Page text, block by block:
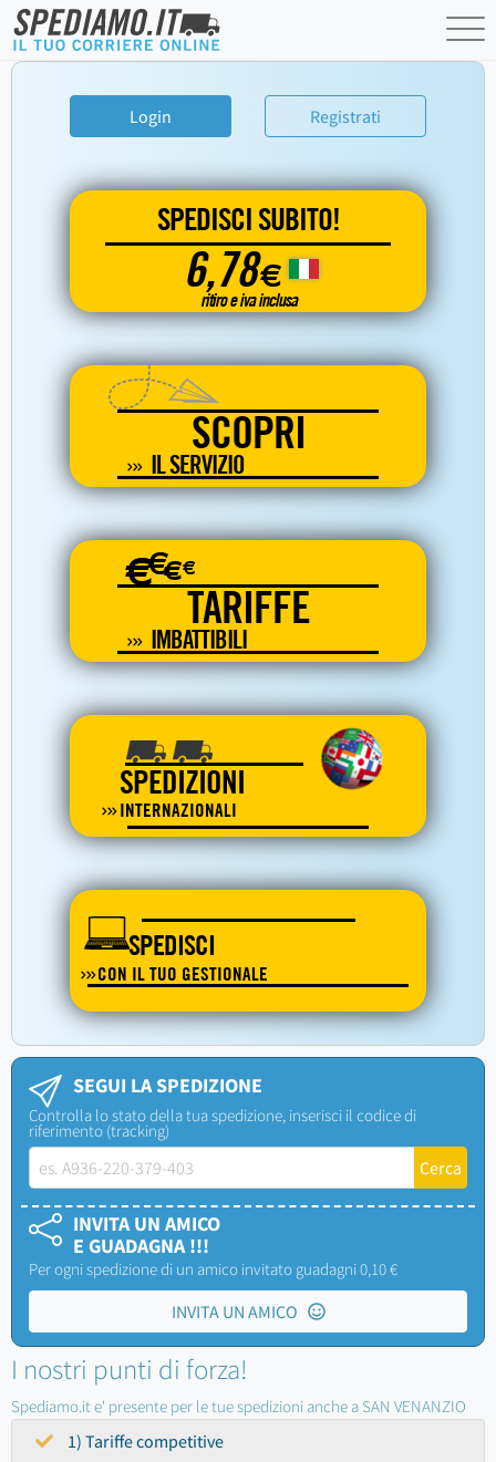
Login Registrati
SPEDISCI SUBITO!
6,78€
ritiro e iva inclusa
SCOPRI
IL SERVIZIO
€€€€
TARIFFE
IMBATTIBILI
SPEDIZIONI
INTERNAZIONALI
SPEDISCI
CON IL TUO GESTIONALE
SEGUI LA SPEDIZIONE
Controlla lo stato della tua spedizione, inserisci il codice di
riferimento (tracking)
INVITA UN AMICO
E GUADAGNA !!!
Per ogni spedizione di un amico invitato guadagni 0,10 €
INVITA UN AMICO
I nostri punti di forza!
Spediamo.it e' presente per le tue spedizioni anche a SAN VENANZIO
1) Tariffe competitive